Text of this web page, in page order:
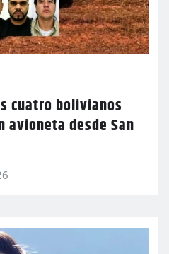
cuatro bolivianos
desde San